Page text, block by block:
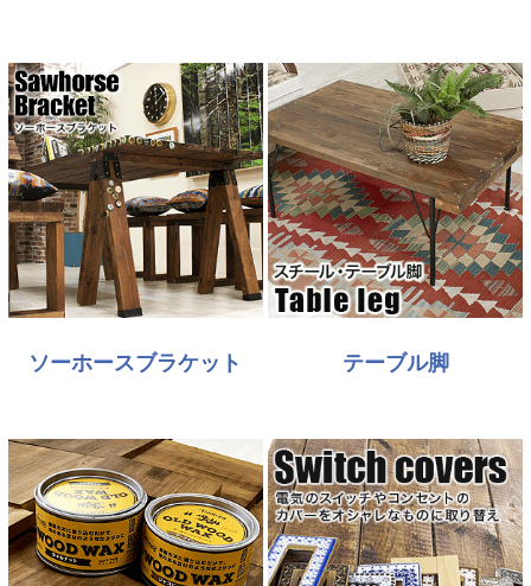
ソーホースブラケット テーブル脚